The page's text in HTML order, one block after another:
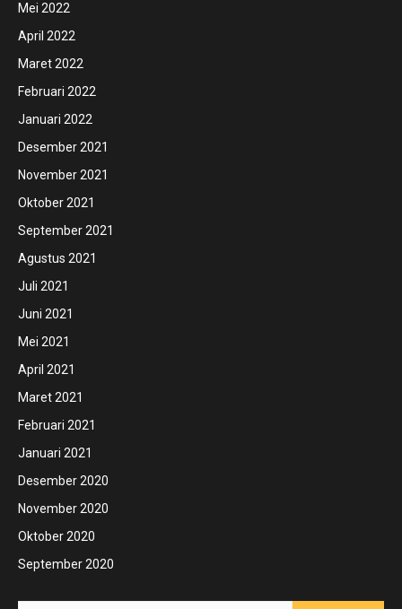
Mei 2022
April 2022
Maret 2022
Februari 2022
Januari 2022
Desember 2021
November 2021
Oktober 2021
September 2021
Agustus 2021
Juli 2021
Juni 2021
Mei 2021
April 2021
Maret 2021
Februari 2021
Januari 2021
Desember 2020
November 2020
Oktober 2020
September 2020